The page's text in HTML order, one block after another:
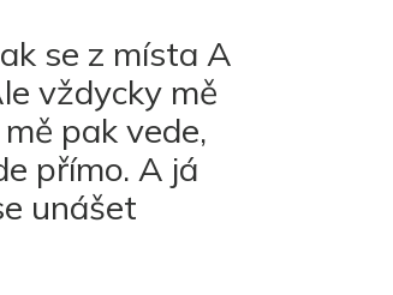
se z místa A
vždycky mě
pak vede,
přímo. A já
unášet